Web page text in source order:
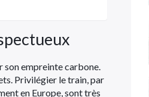
son empreinte carbone.
Privilégier le train, par
en Europe, sont très